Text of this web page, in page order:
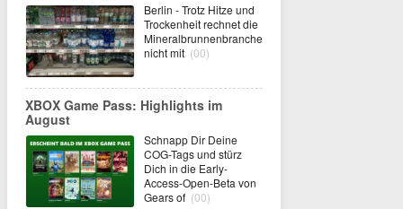
Berlin - Trotz Hitze und
Trockenheit rechnet die
Mineralbrunnenbranche
nicht mit (00)
XBOX Game Pass: Highlights im
August
Schnapp Dir Deine
COG-Tags und stürz
Dich in die Early-
Access-Open-Beta von
Gears of (00)